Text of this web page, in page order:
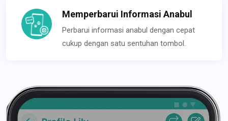
Memperbarui Informasi Anabul
Perbarui informasi anabul dengan cepat
cukup dengan satu sentuhan tombol.